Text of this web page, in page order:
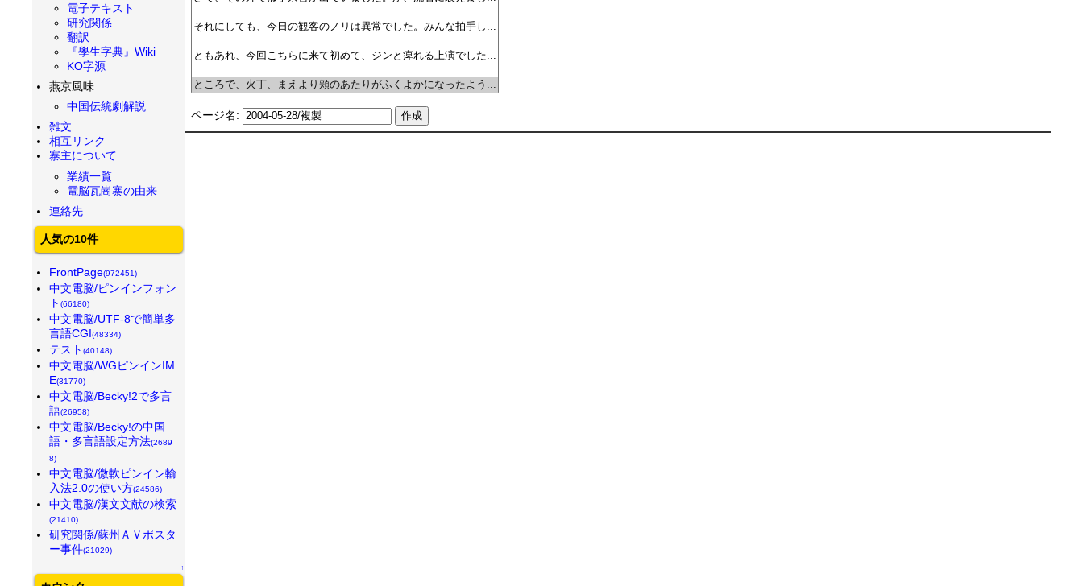
ページ名:
電子テキスト
研究関係
翻訳
『學生字典』Wiki
KO字源
燕京風味
中国伝統劇解説
雑文
相互リンク
寨主について
業績一覧
電脳瓦崗寨の由来
連絡先
人気の10件
FrontPage(972451)
中文電脳/ピンインフォン
ト(66180)
中文電脳/UTF-8で簡単多
言語CGI(48334)
テスト(40148)
中文電脳/WGピンインIM
E(31770)
中文電脳/Becky!2で多言
語(26958)
中文電脳/Becky!の中国
語・多言語設定方法(2689
8)
中文電脳/微軟ピンイン輸
入法2.0の使い方(24586)
中文電脳/漢文文献の検索
(21410)
研究関係/蘇州ＡＶポスタ
ー事件(21029)
↑